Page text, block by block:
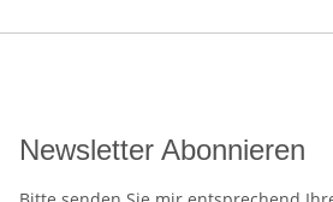
Newsletter Abonnieren